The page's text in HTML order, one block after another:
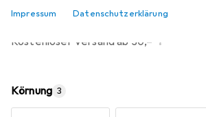
Impressum Datenschutzerklärung
Kostenloser Versand ab 30,– i
Körnung 3